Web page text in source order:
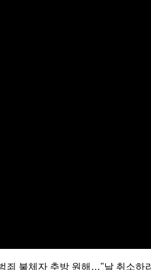
죄 불체자 추방 원해…"날 취소하